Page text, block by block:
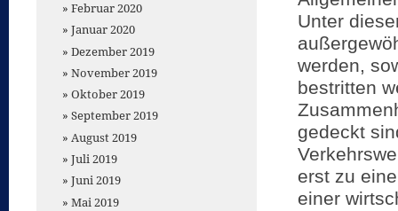
Unter
werden,
bestritten
gedeckt
erst zu
einer
Februar 2020
Januar 2020
Dezember 2019
November 2019
Oktober 2019
September 2019
August 2019
Juli 2019
Juni 2019
Mai 2019